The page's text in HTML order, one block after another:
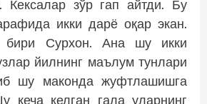
Кексалар зўр гап айтди. Бу
икки дарё оқар экан.
бири Сурхон. Ана шу икки
йилнинг маълум тунлари
шу маконда жуфтлашишга
кеча келган гала уларнинг